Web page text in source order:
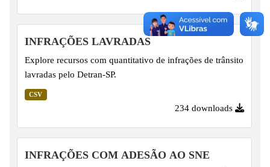
INFRAÇÕES LAVRADAS
Explore recursos com quantitativo de infrações de trânsito
lavradas pelo Detran-SP.
CSV
234 downloads
INFRAÇÕES COM ADESÃO AO SNE